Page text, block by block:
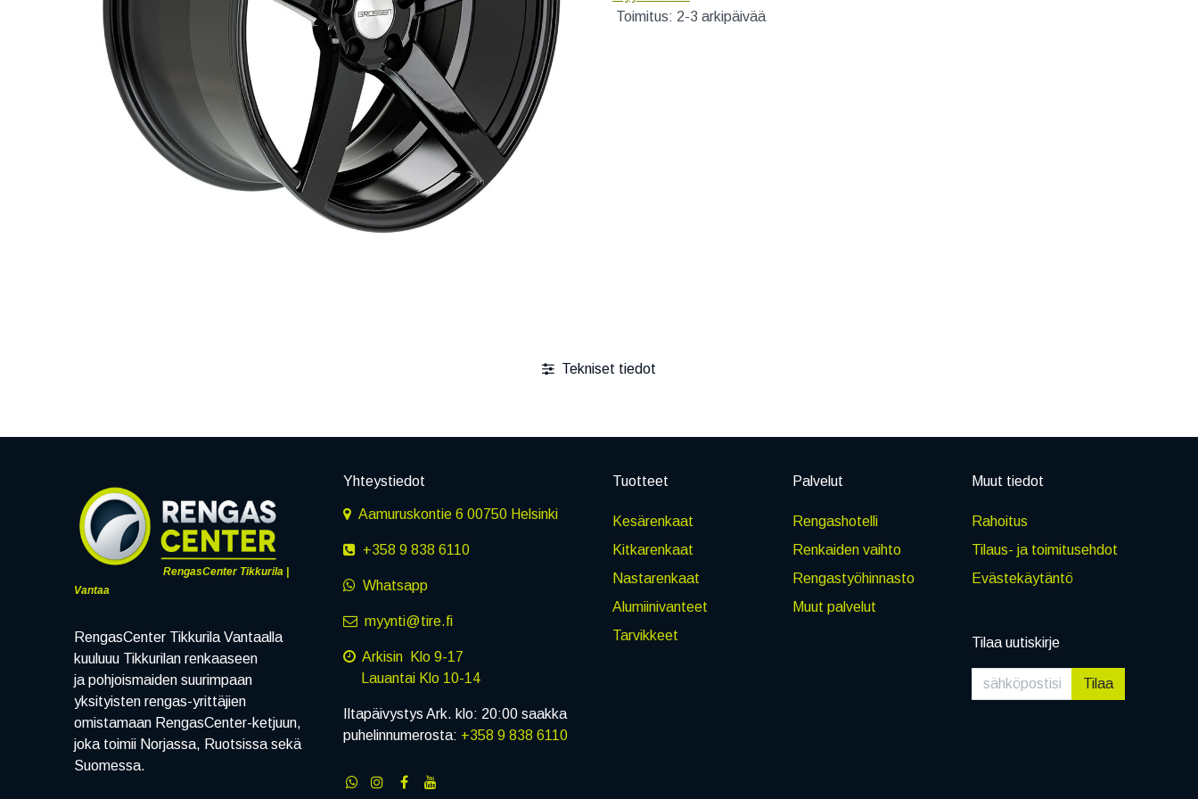
Toimitus: 2-3 arkipäivää
Tekniset tiedot
RengasCenter Tikkurila |
Vantaa
RengasCenter Tikkurila Vantaalla
kuuluuu Tikkurilan renkaaseen
ja pohjoismaiden suurimpaan
yksityisten rengas-yrittäjien
omistamaan RengasCenter-ketjuun,
joka toimii Norjassa, Ruotsissa sekä
Suomessa.
Yhteystiedot
Aamuruskontie 6 00750 Helsinki
+358 9 838 6110
Whatsapp
myynti@tire.fi
Arkisin Klo 9-17
Lauantai Klo 10-14
Iltapäivystys Ark. klo: 20:00 saakka
puhelinnumerosta: +358 9 838 6110
Tuotteet
Kesärenkaat
Kitkarenkaat
Nastarenkaat
Alumiinivanteet
Tarvikkeet
Palvelut
Rengashotelli
Renkaiden vaihto
Rengastyöhinnasto
Muut palvelut
Muut tiedot
Rahoitus
Tilaus- ja toimitusehdot
Evästekäytäntö
Tilaa uutiskirje
Tilaa